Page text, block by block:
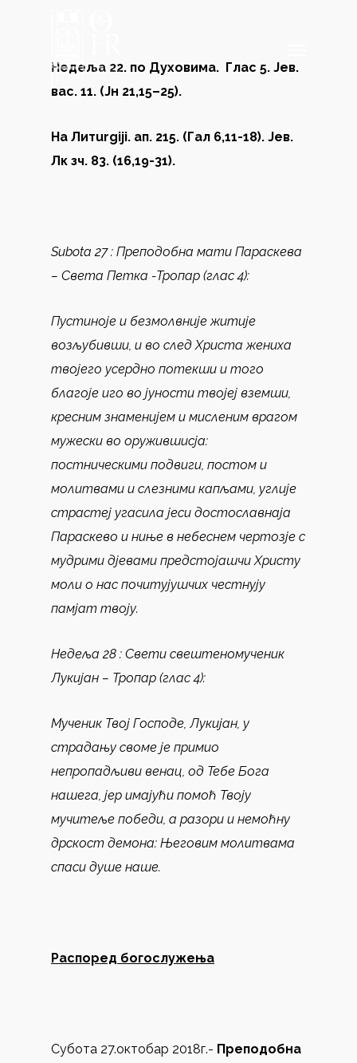
Недеља 22. по Духовима. Глас 5. Јев.
вас. 11. (Јн 21,15–25).
На Литurgiji. aп. 215. (Гал 6,11-18). Јев.
Лк зч. 83. (16,19-31).
Subota 27 : Преподобна мати Параскева
– Света Петка -Тропар (глас 4):
Пустиноје и безмолвније житије
возљубивши, и во след Христа жениха
твојего усердно потекши и того
благоје иго во јуности твојеј вземши,
кресним знаменијем и мисленим врагом
мужески во оружившисја:
постническими подвиги, постом и
молитвами и слезними капљами, углије
страстеј угасила јеси достославнаја
Параскево и ниње в небеснем чертозје с
мудрими дјевами предстојашчи Христу
моли о нас почитујушчих честнују
памјат твоју.
Недеља 28 : Свети свештеномученик
Лукијан – Тропар (глас 4):
Мученик Твој Господе, Лукијан, у
страдању своме је примио
непропадљиви венац, од Тебе Бога
нашега, јер имајући помоћ Твоју
мучитеље победи, а разори и немоћну
дрскост демона: Његовим молитвама
спаси душе наше.
Распоред богослужења
Субота 27.октобар 2018г.- Преподобна